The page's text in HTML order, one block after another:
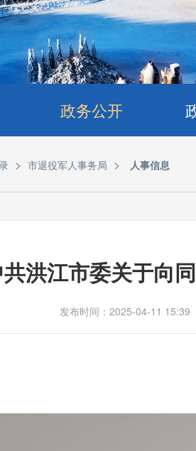
政务公开
> 市退役军人事务局 > 人事信息
洪江市委关于向
发布时间：2025-04-11 15:39